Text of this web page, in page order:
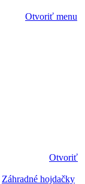
Otvoriť menu
Otvoriť
Záhradné hojdačky